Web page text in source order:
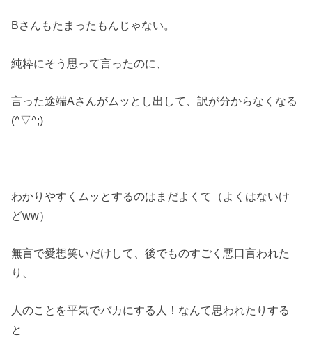
Bさんもたまったもんじゃない。
純粋にそう思って言ったのに、
言った途端Aさんがムッとし出して、訳が分からなくなる
(^▽^;)
わかりやすくムッとするのはまだよくて（よくはないけ
どww）
無言で愛想笑いだけして、後でものすごく悪口言われた
り、
人のことを平気でバカにする人！なんて思われたりする
と